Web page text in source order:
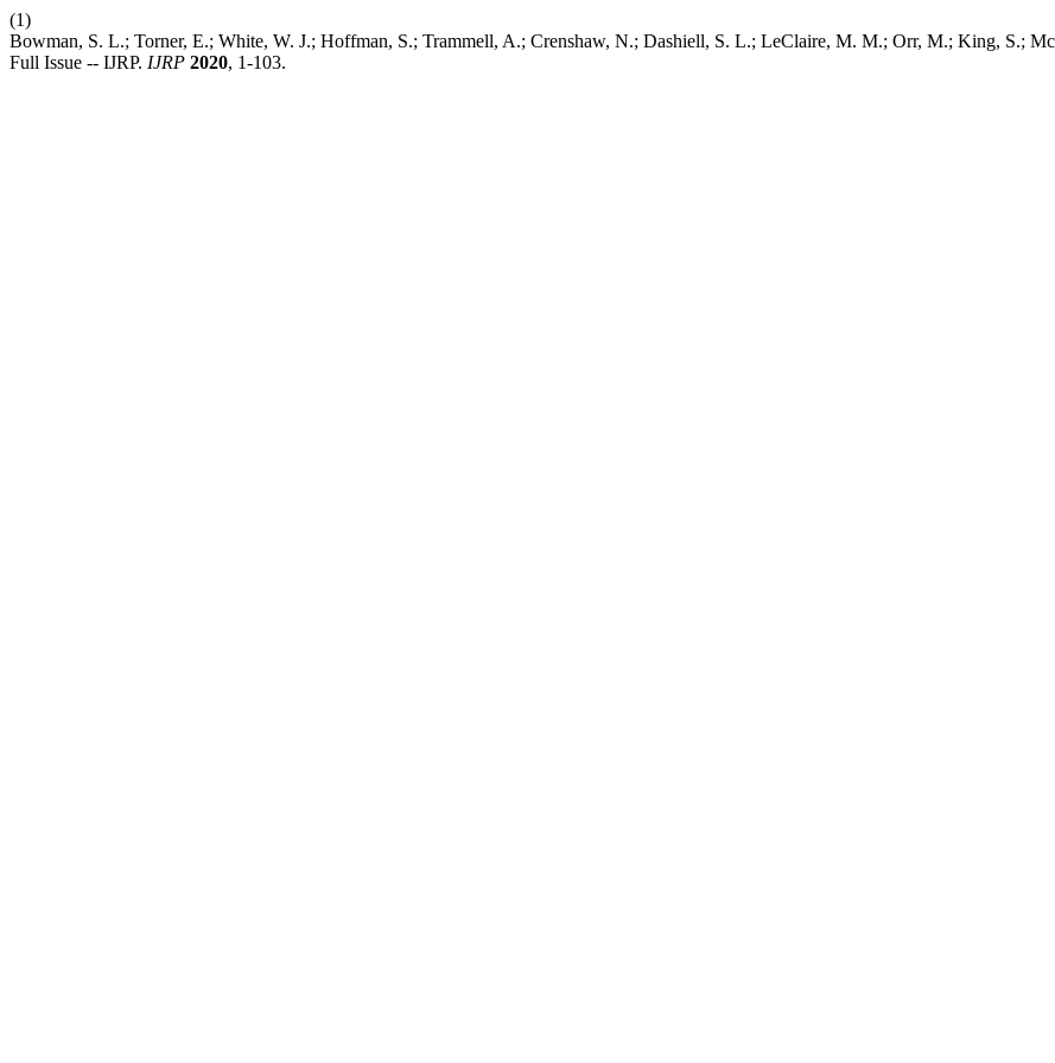
(1)
Bowman, S. L.; Torner, E.; White, W. J.; Hoffman, S.; Trammell, A.; Crenshaw, N.; Dashiell, S. L.; LeClaire, M. M.; Orr, M.; King, S.;
Full Issue -- IJRP. IJRP 2020, 1-103.